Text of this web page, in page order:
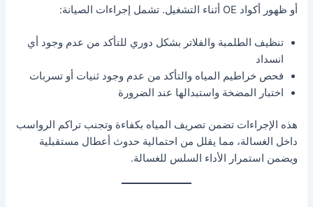
أو ظهور أكواد OE أثناء التشغيل. تشمل إجراءات الصيانة:
تنظيف الطلمبة والفلاتر بشكل دوري للتأكد من عدم وجود أي
انسداد
فحص خراطيم المياه والتأكد من عدم وجود ثنيات أو تسربات
اختبار المضخة واستبدالها عند الضرورة
هذه الإجراءات تضمن تصريف المياه بكفاءة وتجنب تراكم الرواسب
داخل الغسالة، مما يقلل من احتمالية حدوث أعطال مستقبلية
ويضمن استمرار الأداء السلس للغسالة.